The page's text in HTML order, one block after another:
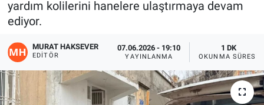
yardım kolilerini hanelere ulaştırmaya devam
ediyor.
MURAT HAKSEVER
EDITÖR
07.06.2026 - 19:10
YAYINLANMA
1 DK
OKUNMA SÜRESI
Gündem
Politika